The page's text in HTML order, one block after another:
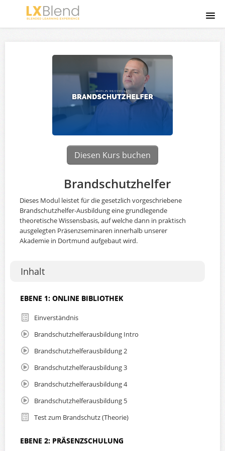
Diesen Kurs buchen
Brandschutzhelfer
Dieses Modul leistet für die gesetzlich vorgeschriebene
Brandschutzhelfer-Ausbildung eine grundlegende
theoretische Wissensbasis, auf welche dann in praktisch
ausgelegten Präsenzseminaren innerhalb unserer
Akademie in Dortmund aufgebaut wird.
Inhalt
EBENE 1: ONLINE BIBLIOTHEK
Einverständnis
Brandschutzhelferausbildung Intro
Brandschutzhelferausbildung 2
Brandschutzhelferausbildung 3
Brandschutzhelferausbildung 4
Brandschutzhelferausbildung 5
Test zum Brandschutz (Theorie)
EBENE 2: PRÄSENZSCHULUNG